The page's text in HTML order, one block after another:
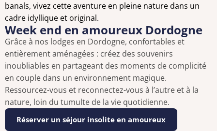
banals, vivez cette aventure en pleine nature dans un
cadre idyllique et original.
Week end en amoureux Dordogne
Grâce à nos lodges en Dordogne, confortables et
entièrement aménagées : créez des souvenirs
inoubliables en partageant des moments de complicité
en couple dans un environnement magique.
Ressourcez-vous et reconnectez-vous à l’autre et à la
nature, loin du tumulte de la vie quotidienne.
Réserver un séjour insolite en amoureux